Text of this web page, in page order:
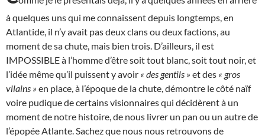
à quelques uns qui me connaissent depuis longtemps, en
Atlantide, il n’y avait pas deux clans ou deux factions, au
moment de sa chute, mais bien trois. D’ailleurs, il est
IMPOSSIBLE à l’homme d’être soit tout blanc, soit tout noir, et
l’idée même qu’il puissent y avoir « des gentils » et des « gros
vilains » en place, à l’époque de la chute, démontre le côté naïf
voire pudique de certains visionnaires qui décidèrent à un
moment de notre histoire, de nous livrer un pan ou un autre de
l’épopée Atlante. Sachez que nous nous retrouvons de